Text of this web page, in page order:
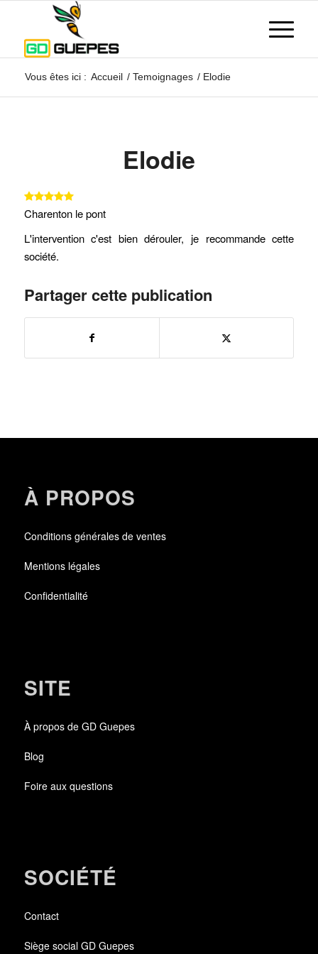
Vous êtes ici : Accueil / Temoignages / Elodie
Elodie
Charenton le pont
L'intervention c'est bien dérouler, je recommande cette
société.
Partager cette publication
À PROPOS
Conditions générales de ventes
Mentions légales
Confidentialité
SITE
À propos de GD Guepes
Blog
Foire aux questions
SOCIÉTÉ
Contact
Siège social GD Guepes